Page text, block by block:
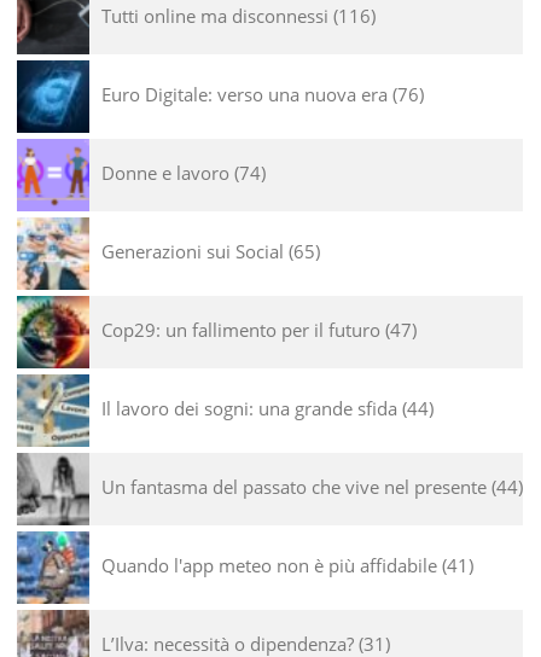
Tutti online ma disconnessi 116
Euro Digitale: verso una nuova era 76
Donne e lavoro 74
Generazioni sui Social 65
Cop29: un fallimento per il futuro 47
Il lavoro dei sogni: una grande sfida 44
Un fantasma del passato che vive nel presente 44
Quando l'app meteo non è più affidabile 41
L’Ilva: necessità o dipendenza? 31